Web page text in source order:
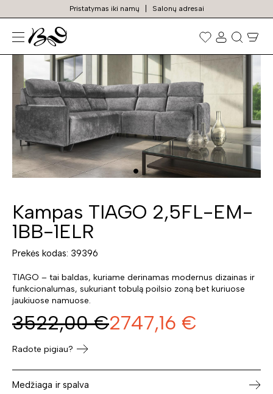
Pristatymas iki namų Salonų adresai
Prekių
paieška
N
Kampas TIAGO 2,5FL-EM-
1BB-1ELR
Prekės kodas: 39396
TIAGO – tai baldas, kuriame derinamas modernus dizainas ir
funkcionalumas, sukuriant tobulą poilsio zoną bet kuriuose
jaukiuose namuose.
3522,00 €2747,16 €
Radote pigiau?
Medžiaga ir spalva